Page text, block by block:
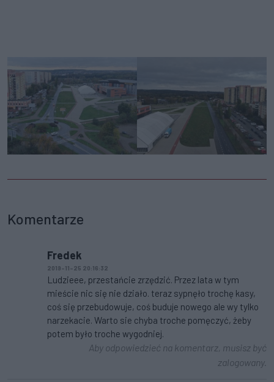
Komentarze
Fredek
2019-11-25 20:16:32
Ludzieee, przestańcie zrzędzić. Przez lata w tym
mieście nic się nie działo. teraz sypnęło trochę kasy,
coś się przebudowuje, coś buduje nowego ale wy tylko
narzekacie. Warto sie chyba troche pomęczyć, żeby
potem było troche wygodniej.
Aby odpowiedzieć na komentarz, musisz być
zalogowany.